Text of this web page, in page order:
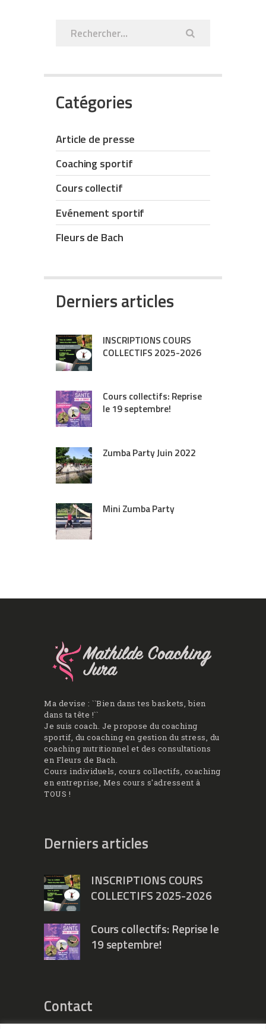
Catégories
Article de presse
Coaching sportif
Cours collectif
Evénement sportif
Fleurs de Bach
Derniers articles
INSCRIPTIONS COURS
COLLECTIFS 2025-2026
Cours collectifs: Reprise
le 19 septembre!
Zumba Party Juin 2022
Mini Zumba Party
Ma devise : ``Bien dans tes baskets, bien
dans ta tête !``
Je suis coach. Je propose du coaching
sportif, du coaching en gestion du stress, du
coaching nutritionnel et des consultations
en Fleurs de Bach.
Cours individuels, cours collectifs, coaching
en entreprise, Mes cours s'adressent à
TOUS !
Derniers articles
INSCRIPTIONS COURS
COLLECTIFS 2025-2026
Cours collectifs: Reprise le
19 septembre!
Contact